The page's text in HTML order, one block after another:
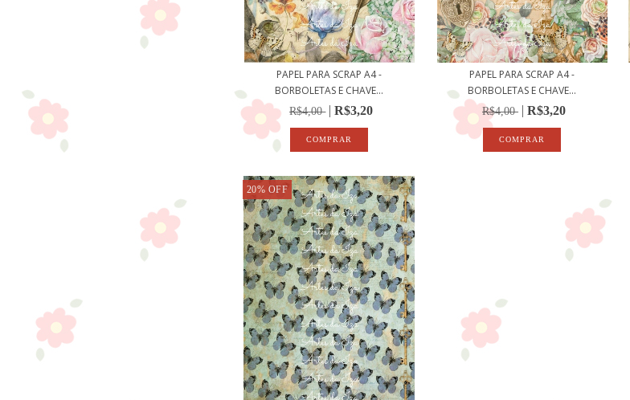
PAPEL PARA SCRAP A4 -
BORBOLETAS E CHAVE...
R$4,00 R$3,20
PAPEL PARA SCRAP A4 -
BORBOLETAS E CHAVE...
R$4,00 R$3,20
20% OFF